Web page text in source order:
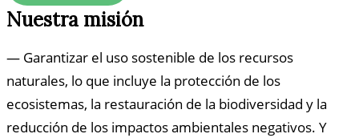
Nuestra misión
— Garantizar el uso sostenible de los recursos
naturales, lo que incluye la protección de los
ecosistemas, la restauración de la biodiversidad y la
reducción de los impactos ambientales negativos. Y